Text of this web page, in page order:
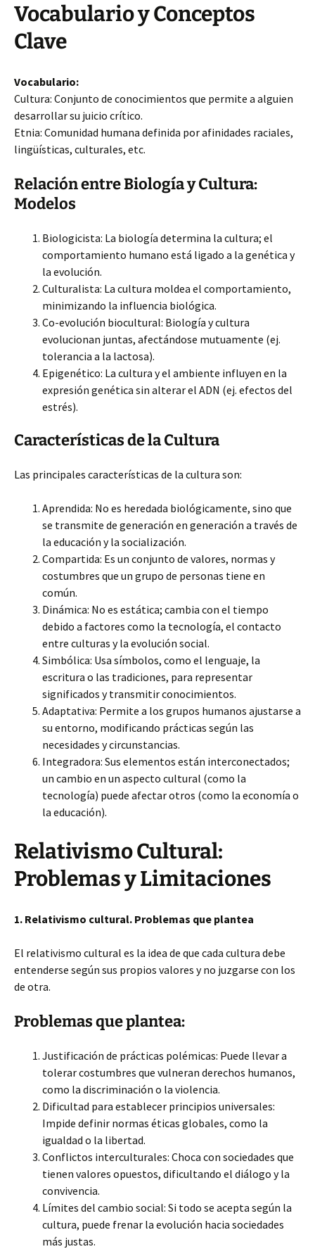
Vocabulario y Conceptos
Clave
Vocabulario:
Cultura: Conjunto de conocimientos que permite a alguien
desarrollar su juicio crítico.
Etnia: Comunidad humana definida por afinidades raciales,
lingüísticas, culturales, etc.
Relación entre Biología y Cultura:
Modelos
Biologicista: La biología determina la cultura; el
comportamiento humano está ligado a la genética y
la evolución.
Culturalista: La cultura moldea el comportamiento,
minimizando la influencia biológica.
Co-evolución biocultural: Biología y cultura
evolucionan juntas, afectándose mutuamente (ej.
tolerancia a la lactosa).
Epigenético: La cultura y el ambiente influyen en la
expresión genética sin alterar el ADN (ej. efectos del
estrés).
Características de la Cultura
Las principales características de la cultura son:
Aprendida: No es heredada biológicamente, sino que
se transmite de generación en generación a través de
la educación y la socialización.
Compartida: Es un conjunto de valores, normas y
costumbres que un grupo de personas tiene en
común.
Dinámica: No es estática; cambia con el tiempo
debido a factores como la tecnología, el contacto
entre culturas y la evolución social.
Simbólica: Usa símbolos, como el lenguaje, la
escritura o las tradiciones, para representar
significados y transmitir conocimientos.
Adaptativa: Permite a los grupos humanos ajustarse a
su entorno, modificando prácticas según las
necesidades y circunstancias.
Integradora: Sus elementos están interconectados;
un cambio en un aspecto cultural (como la
tecnología) puede afectar otros (como la economía o
la educación).
Relativismo Cultural:
Problemas y Limitaciones
1. Relativismo cultural. Problemas que plantea
El relativismo cultural es la idea de que cada cultura debe
entenderse según sus propios valores y no juzgarse con los
de otra.
Problemas que plantea:
Justificación de prácticas polémicas: Puede llevar a
tolerar costumbres que vulneran derechos humanos,
como la discriminación o la violencia.
Dificultad para establecer principios universales:
Impide definir normas éticas globales, como la
igualdad o la libertad.
Conflictos interculturales: Choca con sociedades que
tienen valores opuestos, dificultando el diálogo y la
convivencia.
Límites del cambio social: Si todo se acepta según la
cultura, puede frenar la evolución hacia sociedades
más justas.